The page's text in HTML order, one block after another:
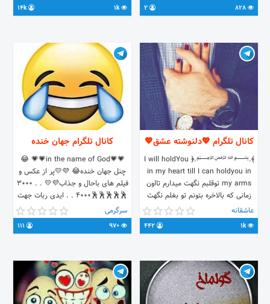
1k
14k
کانال تلگرام 💖دلنوشته عشق💖
﴾.﷽.﴿ I will holdYou
in my heart till I can holdyou in
my arms توقلبم نگهت میدارم تااون
زمانی که بالاخره بتونم تو بغلم نگهت
دارم🤗❤️ @delneveshteheshgh3❤️
عاشقانه
1k
کانال تلگرام جهان خنده
💗💗in the name of God💗💗 😂
چنل جهان خنده😂 💜💛پر از عکس و
فیلم های باحال و جذاب💜💛 . . 3000
🕺🕺🕺🕺🕺4000 . . ایدی ربات جهت
ارسال مطلب @AMHKBOT 😂💜💛 .
برای خرید تبلیغ به ایدی زیر مراجعه
کنید @sharayettabligh81
سرگرمی